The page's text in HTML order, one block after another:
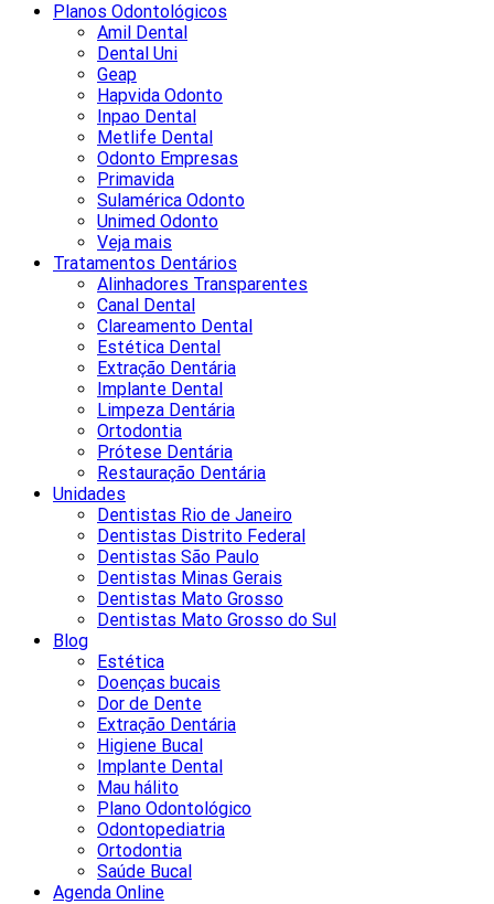
Planos Odontológicos
Amil Dental
Dental Uni
Geap
Hapvida Odonto
Inpao Dental
Metlife Dental
Odonto Empresas
Primavida
Sulamérica Odonto
Unimed Odonto
Veja mais
Tratamentos Dentários
Alinhadores Transparentes
Canal Dental
Clareamento Dental
Estética Dental
Extração Dentária
Implante Dental
Limpeza Dentária
Ortodontia
Prótese Dentária
Restauração Dentária
Unidades
Dentistas Rio de Janeiro
Dentistas Distrito Federal
Dentistas São Paulo
Dentistas Minas Gerais
Dentistas Mato Grosso
Dentistas Mato Grosso do Sul
Blog
Estética
Doenças bucais
Dor de Dente
Extração Dentária
Higiene Bucal
Implante Dental
Mau hálito
Plano Odontológico
Odontopediatria
Ortodontia
Saúde Bucal
Agenda Online